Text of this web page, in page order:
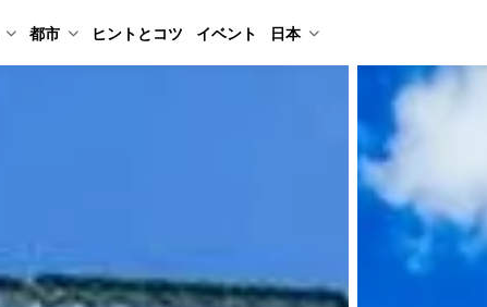
都市 ヒントとコツ イベント 日本